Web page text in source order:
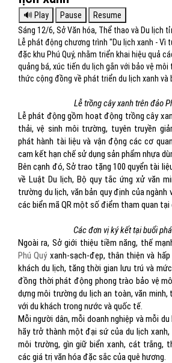
Sáng 12/6, Sở Văn hóa, Thể thao và Du lịch
Lễ phát động chương trình "Du lịch xanh - Vì
đặc khu Phú Quý, nhằm triển khai hiệu quả
quảng bá, xúc tiến du lịch gắn với bảo vệ môi
thức cộng đồng về phát triển du lịch xanh và
Lễ trồng cây xanh trên đảo
Lễ phát động gồm hoạt động trồng cây
thải, vệ sinh môi trường, tuyên truyền
phát hành tài liệu và vận động các cơ
cam kết hạn chế sử dụng sản phẩm nhựa
Bên cạnh đó, Sở trao tặng 100 quyển tài
về Luật Du lịch, Bộ quy tắc ứng xử văn
trường du lịch, văn bản quy định của
các biển mã QR một số điểm tham quan tại
Các đơn vị ký kết tại buổi
Ngoài ra, Sở giới thiệu tiềm năng, thế
Phú Quýxanh-sạch-đẹp, thân thiện và
khách du lịch, tăng thời gian lưu trú và
đồng thời phát động phong trào bảo vệ
dựng môi trường du lịch an toàn, văn minh,
với du khách trong nước và quốc tế.
Mỗi người dân, mỗi doanh nghiệp và mỗi
hãy trở thành một đại sứ của du lịch xanh,
môi trường, gìn giữ biển xanh, cát trắng,
các giá trị văn hóa đặc sắc của quê hương.